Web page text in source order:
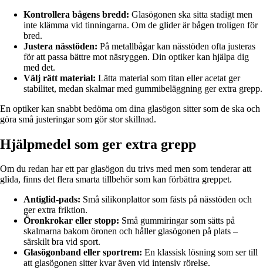
Kontrollera bågens bredd: Glasögonen ska sitta stadigt men
inte klämma vid tinningarna. Om de glider är bågen troligen för
bred.
Justera nässtöden: På metallbågar kan nässtöden ofta justeras
för att passa bättre mot näsryggen. Din optiker kan hjälpa dig
med det.
Välj rätt material: Lätta material som titan eller acetat ger
stabilitet, medan skalmar med gummibeläggning ger extra grepp.
En optiker kan snabbt bedöma om dina glasögon sitter som de ska och
göra små justeringar som gör stor skillnad.
Hjälpmedel som ger extra grepp
Om du redan har ett par glasögon du trivs med men som tenderar att
glida, finns det flera smarta tillbehör som kan förbättra greppet.
Antiglid-pads: Små silikonplattor som fästs på nässtöden och
ger extra friktion.
Öronkrokar eller stopp: Små gummiringar som sätts på
skalmarna bakom öronen och håller glasögonen på plats –
särskilt bra vid sport.
Glasögonband eller sportrem: En klassisk lösning som ser till
att glasögonen sitter kvar även vid intensiv rörelse.